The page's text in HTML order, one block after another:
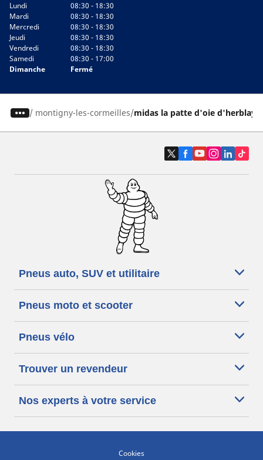
Lundi
08:30 - 18:30
Mardi
08:30 - 18:30
Mercredi
08:30 - 18:30
Jeudi
08:30 - 18:30
Vendredi
08:30 - 18:30
Samedi
08:30 - 17:00
Dimanche
Fermé
/ montigny-les-cormeilles midas la patte d'oie d'herblay
Pneus auto, SUV et utilitaire
Pneus moto et scooter
Pneus vélo
Trouver un revendeur
Nos experts à votre service
Cookies